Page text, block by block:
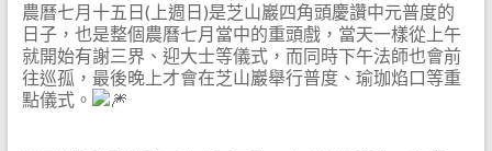
農曆七月十五日(上週日)是芝山巖四角頭慶讚中元普度的
日子，也是整個農曆七月當中的重頭戲，當天一樣從上午
就開始有謝三界、迎大士等儀式，而同時下午法師也會前
往巡孤，最後晚上才會在芝山巖舉行普度、瑜珈焰口等重
點儀式。